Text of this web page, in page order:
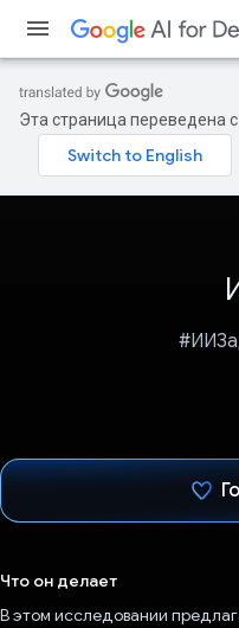
Эта страница переведена
Что он делает
В этом исследовании